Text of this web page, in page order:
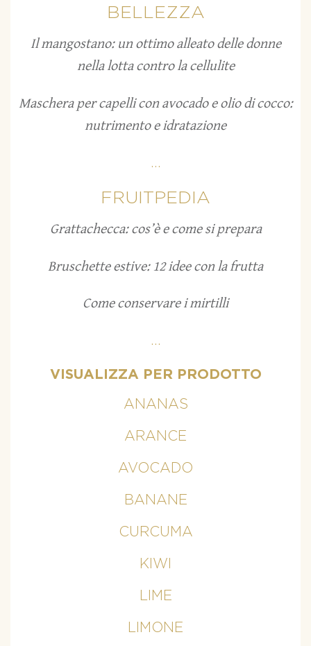
BELLEZZA
Il mangostano: un ottimo alleato delle donne
nella lotta contro la cellulite
Maschera per capelli con avocado e olio di cocco:
nutrimento e idratazione
...
FRUITPEDIA
Grattachecca: cos’è e come si prepara
Bruschette estive: 12 idee con la frutta
Come conservare i mirtilli
...
VISUALIZZA PER PRODOTTO
ANANAS
ARANCE
AVOCADO
BANANE
CURCUMA
KIWI
LIME
LIMONE